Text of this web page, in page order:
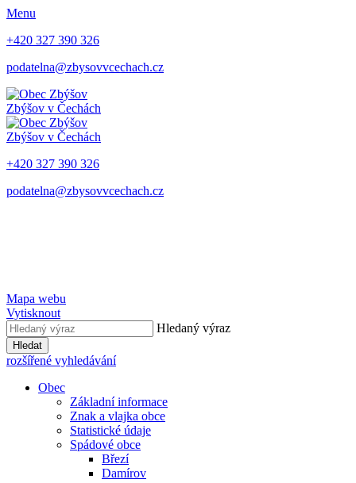
Menu
+420 327 390 326
podatelna@zbysovvcechach.cz
Zbýšov v Čechách
Zbýšov v Čechách
+420 327 390 326
podatelna@zbysovvcechach.cz
Mapa webu
Vytisknout
Hledaný výraz
Hledat
rozšířené vyhledávání
Obec
Základní informace
Znak a vlajka obce
Statistické údaje
Spádové obce
Březí
Damírov